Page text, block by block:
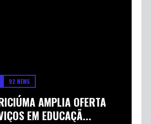
92 NEWS
AMPLIA OFERTA
EM EDUCAÇÃ...